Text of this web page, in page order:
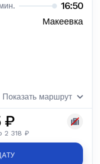
16:50
Макеевка
Показать маршрут
₽
2 318 ₽